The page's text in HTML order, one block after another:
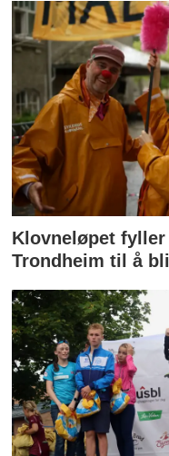
Klovneløpet
Trondheim til å